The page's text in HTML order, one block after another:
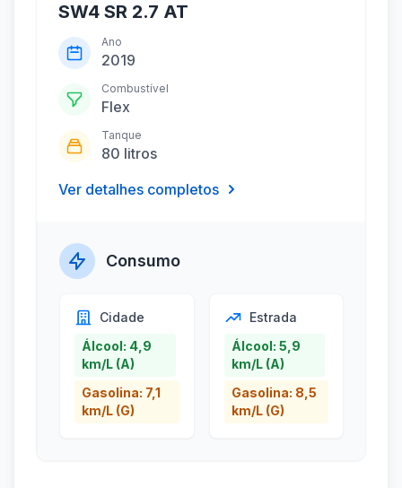
SW4 SR 2.7 AT
Ano
2019
Combustível
Flex
Tanque
80 litros
Ver detalhes completos
Consumo
Cidade
Álcool: 4,9
km/L (A)
Gasolina: 7,1
km/L (G)
Estrada
Álcool: 5,9
km/L (A)
Gasolina: 8,5
km/L (G)